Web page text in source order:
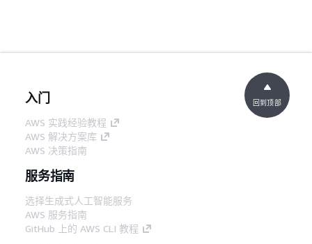
入门
AWS 实践经验教程
AWS 解决方案库
AWS 决策指南
服务指南
选择生成式人工智能服务
AWS 服务指南
GitHub 上的 AWS CLI 教程
回到顶部